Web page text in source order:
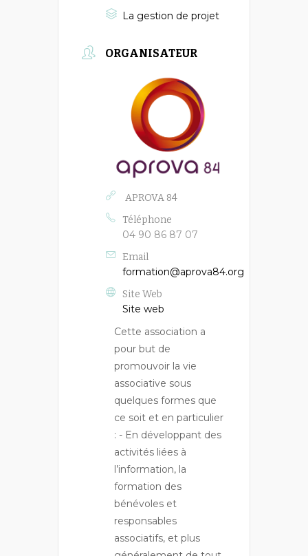
La gestion de projet
ORGANISATEUR
APROVA 84
Téléphone
04 90 86 87 07
Email
formation@aprova84.org
Site Web
Site web
Cette association a
pour but de
promouvoir la vie
associative sous
quelques formes que
ce soit et en particulier
: - En développant des
activités liées à
l’information, la
formation des
bénévoles et
responsables
associatifs, et plus